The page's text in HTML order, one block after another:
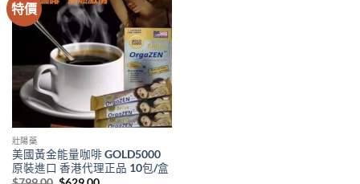
特價
壯陽藥
美國黃金能量咖啡 GOLD5000
原裝進口 香港代理正品 10包/盒